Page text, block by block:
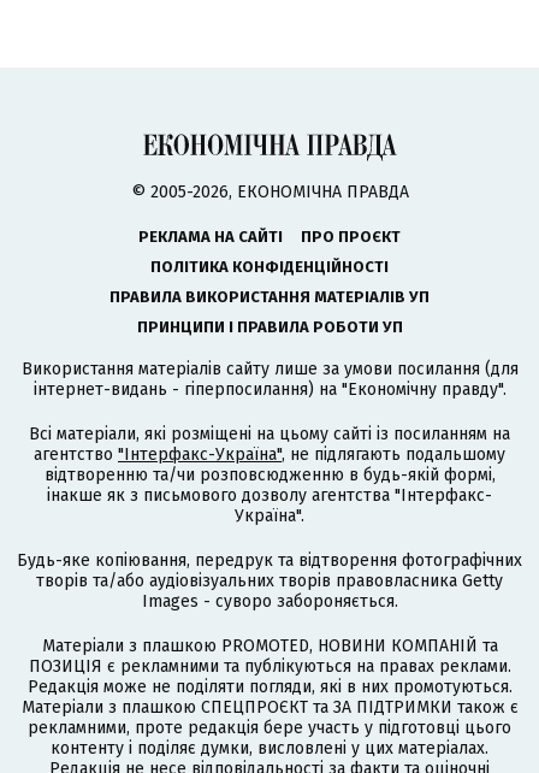
© 2005-2026, ЕКОНОМІЧНА ПРАВДА
РЕКЛАМА НА САЙТІ
ПРО ПРОЄКТ
ПОЛІТИКА КОНФІДЕНЦІЙНОСТІ
ПРАВИЛА ВИКОРИСТАННЯ МАТЕРІАЛІВ УП
ПРИНЦИПИ І ПРАВИЛА РОБОТИ УП
Використання матеріалів сайту лише за умови посилання (для
інтернет-видань - гіперпосилання) на "Економічну правду".
Всі матеріали, які розміщені на цьому сайті із посиланням на
агентство "Інтерфакс-Україна", не підлягають подальшому
відтворенню та/чи розповсюдженню в будь-якій формі,
інакше як з письмового дозволу агентства "Інтерфакс-
Україна".
Будь-яке копіювання, передрук та відтворення фотографічних
творів та/або аудіовізуальних творів правовласника Getty
Images - суворо забороняється.
Матеріали з плашкою PROMOTED, НОВИНИ КОМПАНІЙ та
ПОЗИЦІЯ є рекламними та публікуються на правах реклами.
Редакція може не поділяти погляди, які в них промотуються.
Матеріали з плашкою СПЕЦПРОЄКТ та ЗА ПІДТРИМКИ також є
рекламними, проте редакція бере участь у підготовці цього
контенту і поділяє думки, висловлені у цих матеріалах.